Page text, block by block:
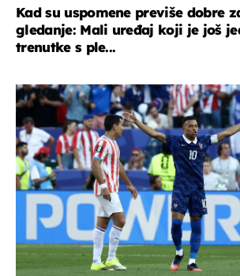
Kad su uspomene previše dobre
gledanje: Mali uređaj koji je još
trenutke s ple...
svjetsko prvenstvo 2026